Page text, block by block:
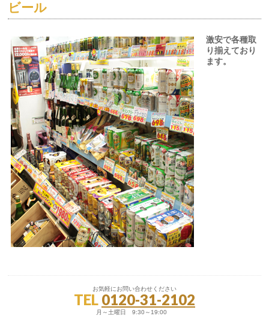
ビール
激安で各種取
り揃えており
ます。
お気軽にお問い合わせください
TEL 0120-31-2102
月～土曜日 9:30～19:00